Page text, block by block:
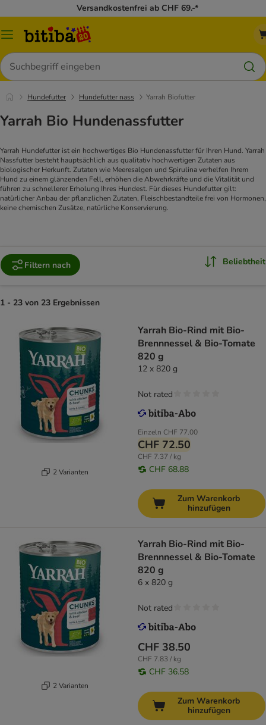
Versandkostenfrei ab CHF 69.-*
Menü
Suchen
Hundefutter Hundefutter nass Yarrah Biofutter
Yarrah Bio Hundenassfutter
Yarrah Hundefutter ist ein hochwertiges Bio Hundenassfutter für Ihren Hund. Yarrah
Nassfutter besteht hauptsächlich aus qualitativ hochwertigen Zutaten aus
biologischer Herkunft. Zutaten wie Meeresalgen und Spirulina verhelfen Ihrem
Hund zu einem glänzenden Fell, erhöhen die Abwehrkräfte und die Vitalität und
führen zu schnellerer Erholung Ihres Hundest. Für dieses Hundefutter gilt:
natürlicher Anbau der pflanzlichen Zutaten, Fleischbestandteile frei von Hormonen,
keine chemischen Zusätze, natürliche Konservierung.
Filtern nach Beliebtheit
1 - 23 von 23 Ergebnissen
2 Varianten
Yarrah Bio-Rind mit Bio-
Brennnessel & Bio-Tomate
820 g
12 x 820 g
Einzeln CHF 77.00
CHF 72.50
CHF 7.37 / kg
CHF 68.88
Not rated
Zum Warenkorb
hinzufügen
2 Varianten
Yarrah Bio-Rind mit Bio-
Brennnessel & Bio-Tomate
820 g
6 x 820 g
CHF 38.50
CHF 7.83 / kg
CHF 36.58
Not rated
Zum Warenkorb
hinzufügen